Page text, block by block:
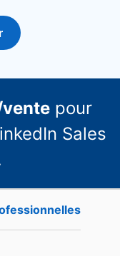
pour
Sales
opens